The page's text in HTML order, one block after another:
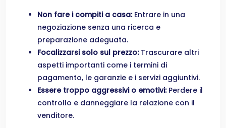
Non fare i compiti a casa: Entrare in una
negoziazione senza una ricerca e
preparazione adeguata.
Focalizzarsi solo sul prezzo: Trascurare altri
aspetti importanti come i termini di
pagamento, le garanzie e i servizi aggiuntivi.
Essere troppo aggressivi o emotivi: Perdere il
controllo e danneggiare la relazione con il
venditore.